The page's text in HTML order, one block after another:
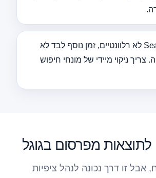
אם Search Terms לא רלוונטיים, זמן נוסף לבד לא
צריך ניקוי מיידי של מונחי חיפוש
לתוצאות מפרסום בגוגל
אבל זו דרך נכונה לנהל ציפיות